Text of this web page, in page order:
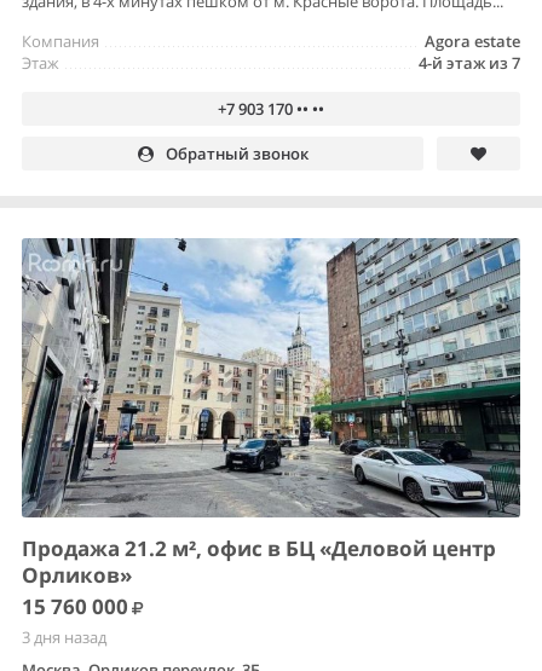
Agora estate
Компания
4-й этаж из 7
Этаж
+7 903 170 •• ••
Обратный звонок
Продажа 21.2 м², офис в БЦ «Деловой центр
Орликов»
15 760 000
3 дня назад